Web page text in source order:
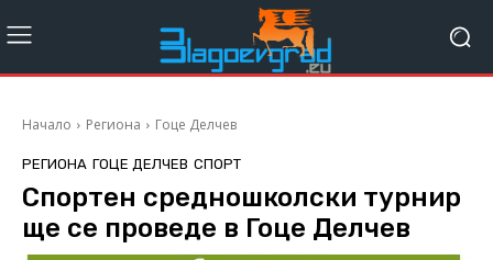
Начало Региона Гоце Делчев
РЕГИОНА ГОЦЕ ДЕЛЧЕВ СПОРТ
Спортен средношколски турнир
ще се проведе в Гоце Делчев